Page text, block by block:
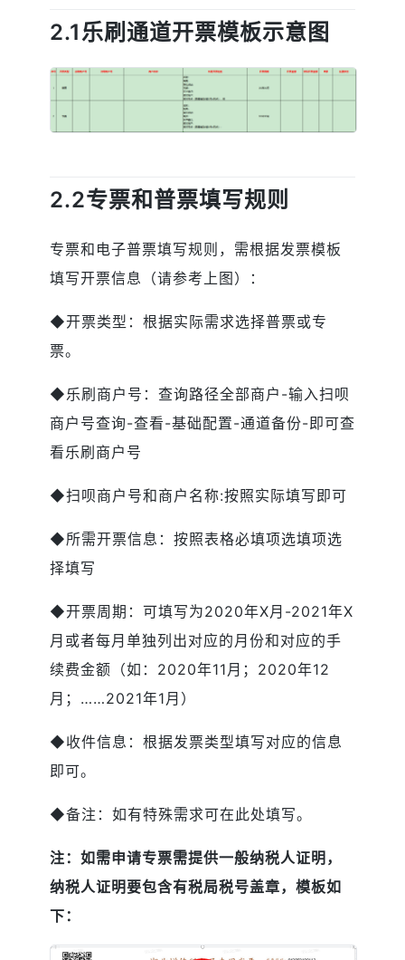
2.1乐刷通道开票模板示意图
2.2专票和普票填写规则
专票和电子普票填写规则，需根据发票模板
填写开票信息（请参考上图）：
◆开票类型：根据实际需求选择普票或专
票。
◆乐刷商户号：查询路径全部商户-输入扫呗
商户号查询-查看-基础配置-通道备份-即可查
看乐刷商户号
◆扫呗商户号和商户名称:按照实际填写即可
◆所需开票信息：按照表格必填项选填项选
择填写
◆开票周期：可填写为2020年X月-2021年X
月或者每月单独列出对应的月份和对应的手
续费金额（如：2020年11月；2020年12
月；……2021年1月）
◆收件信息：根据发票类型填写对应的信息
即可。
◆备注：如有特殊需求可在此处填写。
注：如需申请专票需提供一般纳税人证明，
纳税人证明要包含有税局税号盖章，模板如
下：